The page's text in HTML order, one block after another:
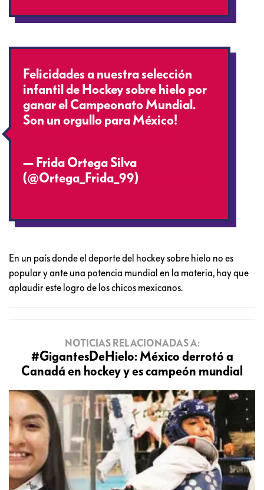
Felicidades a nuestra selección
infantil de Hockey sobre hielo por
ganar el Campeonato Mundial.
Son un orgullo para México!
— Frida Ortega Silva
(@Ortega_Frida_99)
En un país donde el deporte del hockey sobre hielo no es
popular y ante una potencia mundial en la materia, hay que
aplaudir este logro de los chicos mexicanos.
NOTICIAS RELACIONADAS A:
#GigantesDeHielo: México derrotó a
Canadá en hockey y es campeón mundial